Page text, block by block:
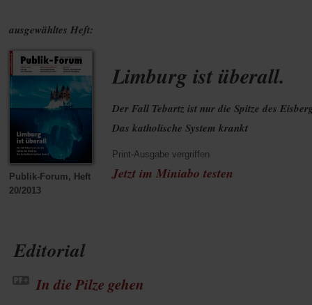
ausgewähltes Heft:
Publik-Forum, Heft
20/2013
Limburg ist überall.
Der Fall Tebartz ist nur die Spitze des
Das katholische System krankt
Print-Ausgabe vergriffen
Jetzt im Miniabo testen
Editorial
In die Pilze gehen